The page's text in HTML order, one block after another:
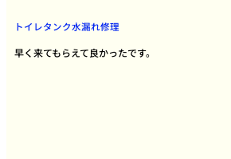
トイレタンク水漏れ修理
早く来てもらえて良かったです。